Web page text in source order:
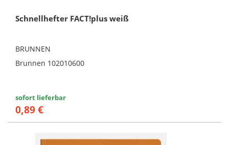
Schnellhefter FACT!plus weiß
BRUNNEN
Brunnen 102010600
sofort lieferbar
0,89 €